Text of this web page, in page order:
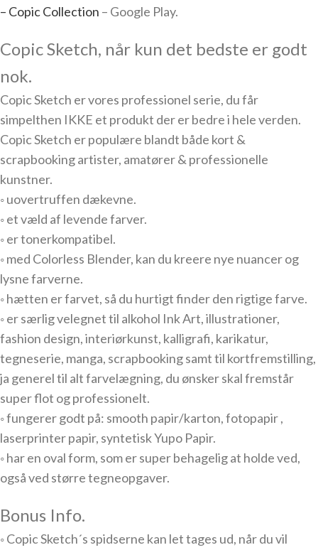
– Copic Collection – Google Play.
Copic Sketch, når kun det bedste er godt
nok.
Copic Sketch er vores professionel serie, du får
simpelthen IKKE et produkt der er bedre i hele verden.
Copic Sketch er populære blandt både kort &
scrapbooking artister, amatører & professionelle
kunstner.
◦ uovertruffen dækevne.
◦ et væld af levende farver.
◦ er tonerkompatibel.
◦ med Colorless Blender, kan du kreere nye nuancer og
lysne farverne.
◦ hætten er farvet, så du hurtigt finder den rigtige farve.
◦ er særlig velegnet til alkohol Ink Art, illustrationer,
fashion design, interiørkunst, kalligrafi, karikatur,
tegneserie, manga, scrapbooking samt til kortfremstilling,
ja generel til alt farvelægning, du ønsker skal fremstår
super flot og professionelt.
◦ fungerer godt på: smooth papir/karton, fotopapir ,
laserprinter papir, syntetisk Yupo Papir.
◦ har en oval form, som er super behagelig at holde ved,
også ved større tegneopgaver.
Bonus Info.
◦ Copic Sketch´s spidserne kan let tages ud, når du vil